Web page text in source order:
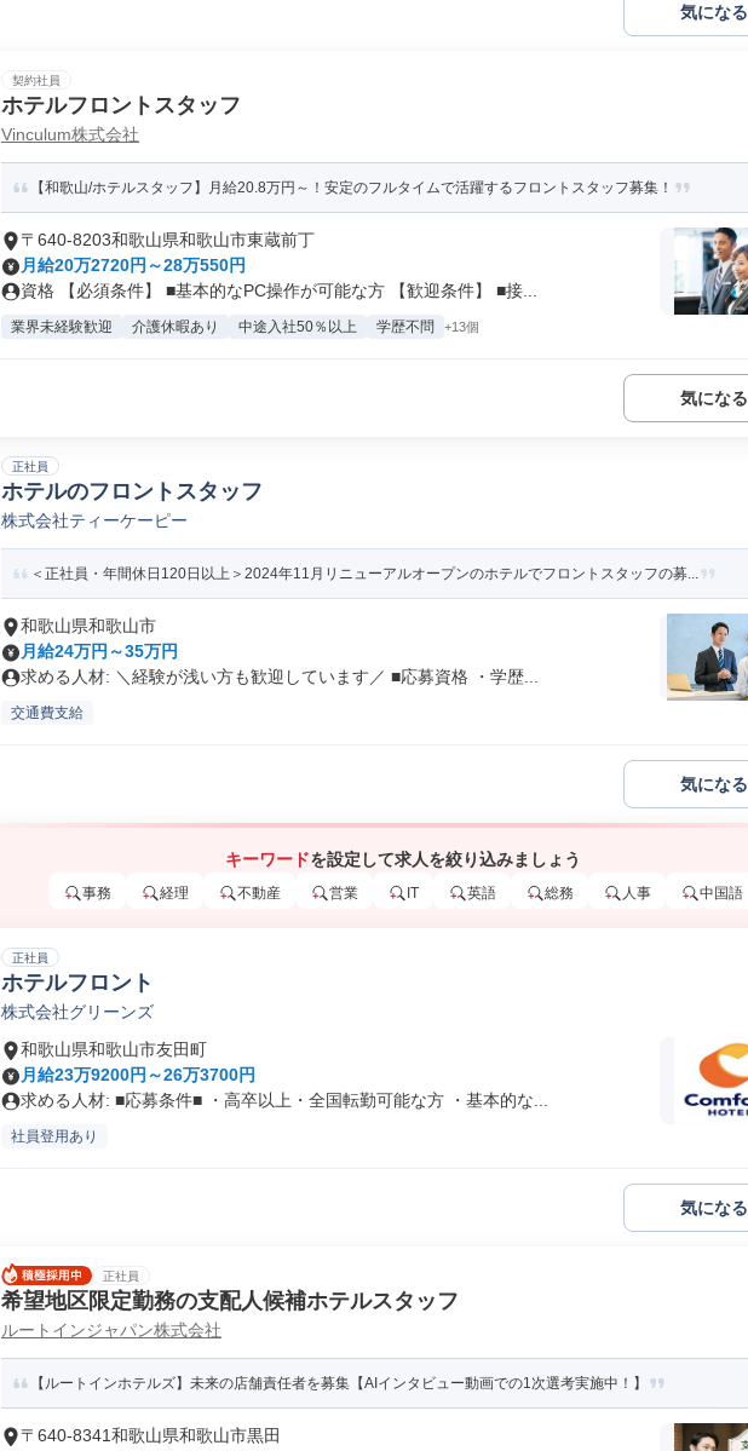
気になる
契約社員
ホテルフロントスタッフ
Vinculum株式会社
【和歌山/ホテルスタッフ】月給20.8万円～！安定のフルタイムで活躍するフロントスタッフ募集！
〒640-8203和歌山県和歌山市東蔵前丁
月給20万2720円～28万550円
資格 【必須条件】 ■基本的なPC操作が可能な方 【歓迎条件】 ■接...
業界未経験歓迎 介護休暇あり 中途入社50％以上 学歴不問 +13個
気になる
正社員
ホテルのフロントスタッフ
株式会社ティーケーピー
＜正社員・年間休日120日以上＞2024年11月リニューアルオープンのホテルでフロントスタッフの募...
和歌山県和歌山市
月給24万円～35万円
求める人材: ＼経験が浅い方も歓迎しています／ ■応募資格 ・学歴...
交通費支給
気になる
キーワードを設定して求人を絞り込みましょう
事務 経理 不動産 営業 IT 英語 総務 人事 中国語
正社員
ホテルフロント
株式会社グリーンズ
和歌山県和歌山市友田町
月給23万9200円～26万3700円
求める人材: ■応募条件■ ・高卒以上・全国転勤可能な方 ・基本的な...
社員登用あり
気になる
正社員
希望地区限定勤務の支配人候補ホテルスタッフ
ルートインジャパン株式会社
【ルートインホテルズ】未来の店舗責任者を募集【AIインタビュー動画での1次選考実施中！】
〒640-8341和歌山県和歌山市黒田